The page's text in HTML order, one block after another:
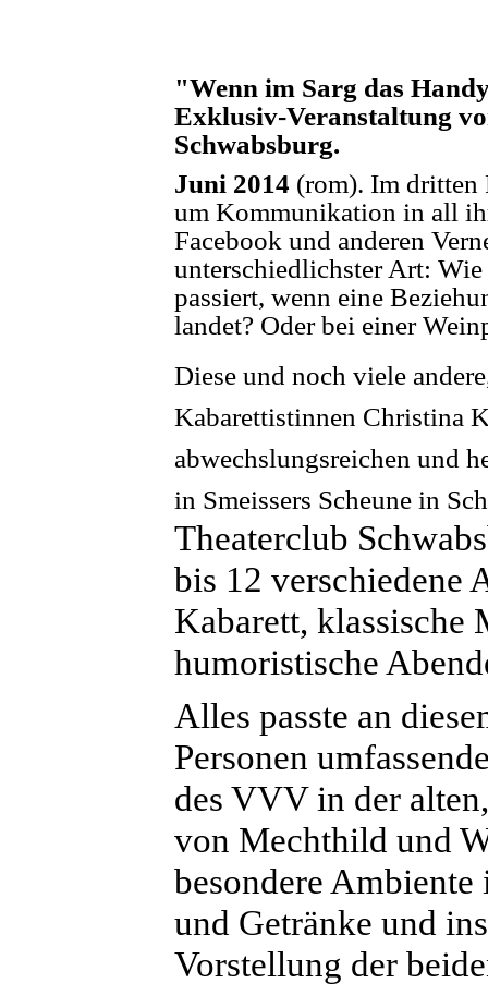
"Wenn im Sarg das
Exklusiv-Veranstaltung
Schwabsburg.
Juni 2014 (rom). Im dritten
um Kommunikation in all
Facebook und anderen
unterschiedlichster Art:
passiert, wenn eine
landet? Oder bei einer
Diese und noch viele
Kabarettistinnen Christina
abwechslungsreichen und
in Smeissers Scheune in
Theaterclub
bis 12 verschiedene
Kabarett, klassische
humoristische
Alles passte an
Personen
des VVV in der
von Mechthild und
besondere
und Getränke und
Vorstellung der